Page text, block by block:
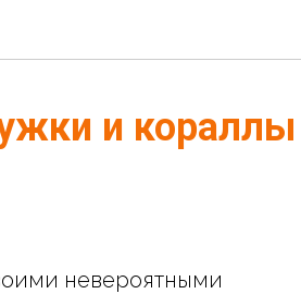
и кораллы
невероятными